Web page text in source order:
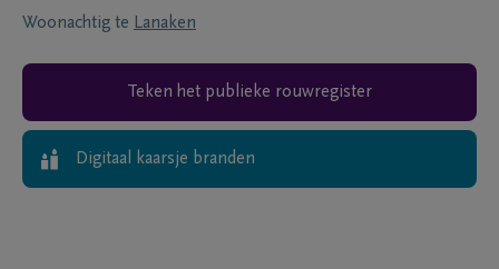
Woonachtig te Lanaken
Teken het publieke rouwregister
Digitaal kaarsje branden